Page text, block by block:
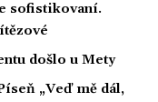
sofistikovaní.
došlo u Mety
„Veď mě dál,